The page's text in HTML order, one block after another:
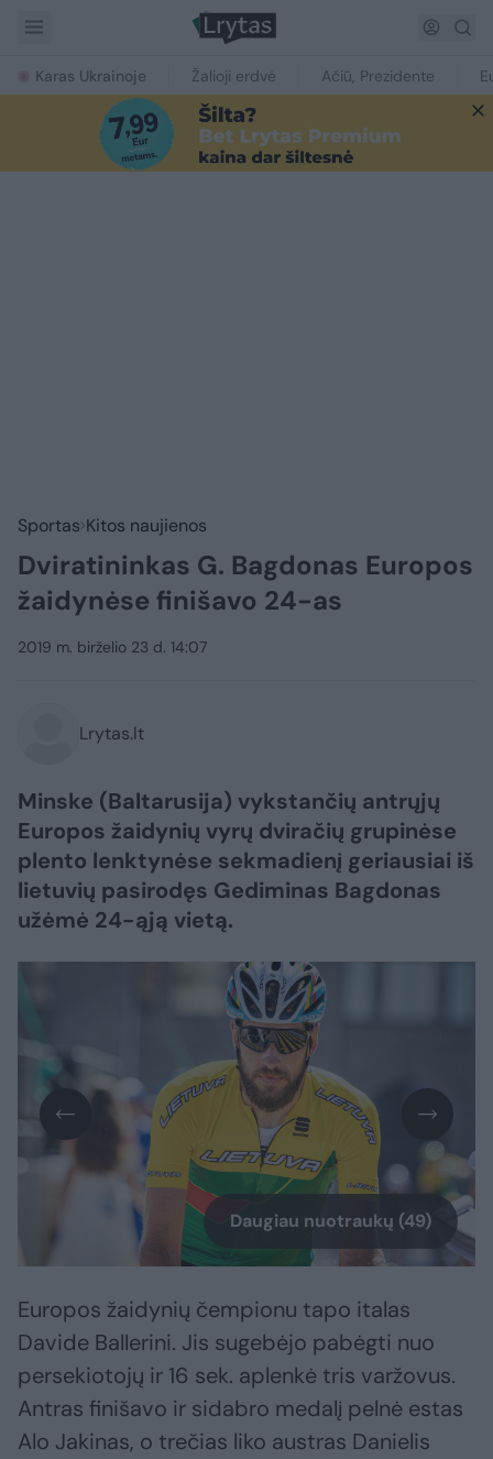
Karas Ukrainoje Žalioji erdvė Ačiū, Prezidente
Sportas Kitos naujienos
Dviratininkas G. Bagdonas Europos
žaidynėse finišavo 24-as
2019 m. birželio 23 d. 14:07
Lrytas.lt
Minske (Baltarusija) vykstančių antrųjų
Europos žaidynių vyrų dviračių grupinėse
plento lenktynėse sekmadienį geriausiai iš
lietuvių pasirodęs Gediminas Bagdonas
užėmė 24-ąją vietą.
Daugiau nuotraukų (49)
Europos žaidynių čempionu tapo italas
Davide Ballerini. Jis sugebėjo pabėgti nuo
persekiotojų ir 16 sek. aplenkė tris varžovus.
Antras finišavo ir sidabro medalį pelnė estas
Alo Jakinas, o trečias liko austras Danielis